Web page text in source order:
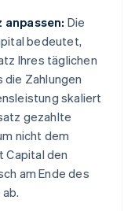
anpassen: Die
bedeutet,
Ihres täglichen
Zahlungen
skaliert
gezahlte
nicht dem
Capital den
am Ende des